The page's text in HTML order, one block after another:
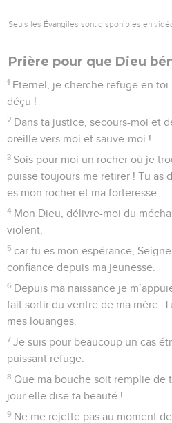
Seuls les Évangiles sont disponibles en
Prière pour que Dieu
1 Eternel, je cherche refuge en toi
déçu !
2 Dans ta justice, secours-moi et
oreille vers moi et sauve-moi !
3 Sois pour moi un rocher où je
puisse toujours me retirer ! Tu as
es mon rocher et ma forteresse.
4 Mon Dieu, délivre-moi du
violent,
5 car tu es mon espérance,
confiance depuis ma jeunesse.
6 Depuis ma naissance je
fait sortir du ventre de ma mère.
mes louanges.
7 Je suis pour beaucoup un cas
puissant refuge.
8 Que ma bouche soit remplie de
jour elle dise ta beauté !
9 Ne me rejette pas au moment